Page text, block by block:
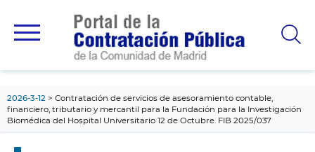
principal
2026-3-12
Contratación de servicios de asesoramiento contable,
financiero, tributario y mercantil para la Fundación para la Investigación
Biomédica del Hospital Universitario 12 de Octubre. FIB 2025/037